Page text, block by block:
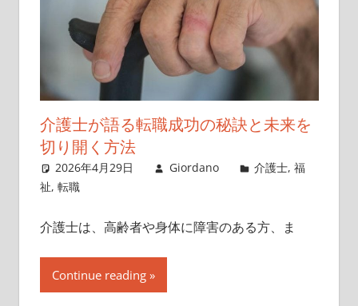
介護士が語る転職成功の秘訣と未来を
切り開く方法
2026年4月29日 Giordano 介護士,福
祉, 転職
介護士は、高齢者や身体に障害のある方、ま
Continue reading